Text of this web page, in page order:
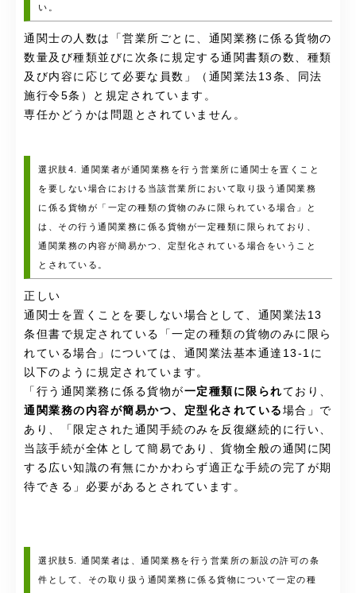
い。
通関士の人数は「営業所ごとに、通関業務に係る貨物の
数量及び種類並びに次条に規定する通関書類の数、種類
及び内容に応じて必要な員数」（通関業法13条、同法
施行令5条）と規定されています。
専任かどうかは問題とされていません。
選択肢4. 通関業者が通関業務を行う営業所に通関士を置くこと
を要しない場合における当該営業所において取り扱う通関業務
に係る貨物が「一定の種類の貨物のみに限られている場合」と
は、その行う通関業務に係る貨物が一定種類に限られており、
通関業務の内容が簡易かつ、定型化されている場合をいうこと
とされている。
正しい
通関士を置くことを要しない場合として、通関業法13
条但書で規定されている「一定の種類の貨物のみに限ら
れている場合」については、通関業法基本通達13-1に
以下のように規定されています。
「行う通関業務に係る貨物が一定種類に限られており、
通関業務の内容が簡易かつ、定型化されている 場合」で
あり、「限定された通関手続のみを反復継続的に行い、
当該手続が全体として簡易であり、貨物全般の通関に関
する広い知識の有無にかかわらず適正な手続の完了が期
待できる」必要があるとされています。
選択肢5. 通関業者は、通関業務を行う営業所の新設の許可の条
件として、その取り扱う通関業務に係る貨物について一定の種